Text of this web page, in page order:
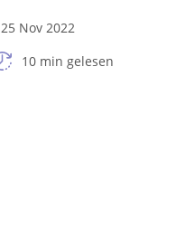
25 Nov 2022
10 min gelesen